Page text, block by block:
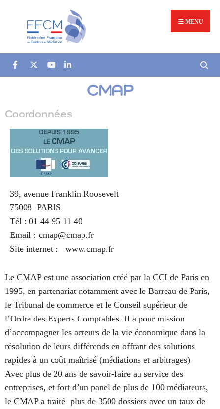
MENU
CMAP
Coordonnées
39, avenue Franklin Roosevelt
75008 PARIS
Tél : 01 44 95 11 40
Email : cmap@cmap.fr
Site internet :
www.cmap.fr
Le CMAP est une association créé par la CCI de Paris en
1995, en partenariat notamment avec le Barreau de Paris,
le Tribunal de commerce et le Conseil supérieur de
l’Ordre des Experts Comptables. Il a pour mission
d’accompagner les acteurs de la vie économique dans la
résolution de leurs différends en offrant des solutions
rapides à un coût maîtrisé (médiations et arbitrages)
Avec plus de 20 ans de savoir-faire au service des
entreprises, et fort d’un panel de plus de 100 médiateurs,
le CMAP a traité plus de 3500 dossiers avec un taux de